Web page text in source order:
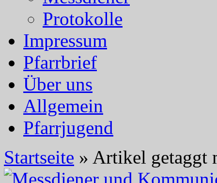
Protokolle
Impressum
Pfarrbrief
Über uns
Allgemein
Pfarrjugend
Startseite » Artikel getaggt